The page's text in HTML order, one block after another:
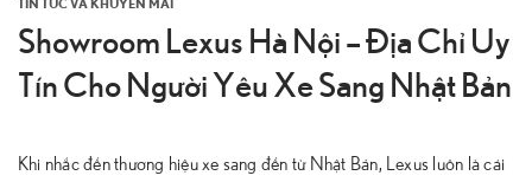
TIN TỨC VÀ KHUYẾN MÃI
Showroom Lexus Hà Nội – Địa Chỉ Uy
Tín Cho Người Yêu Xe Sang Nhật Bản
Khi nhắc đến thương hiệu xe sang đến từ Nhật Bản, Lexus luôn là cái